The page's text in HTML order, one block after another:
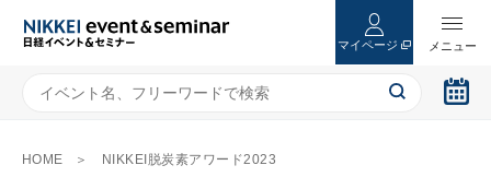
マイページ
HOME NIKKEI脱炭素アワード2023